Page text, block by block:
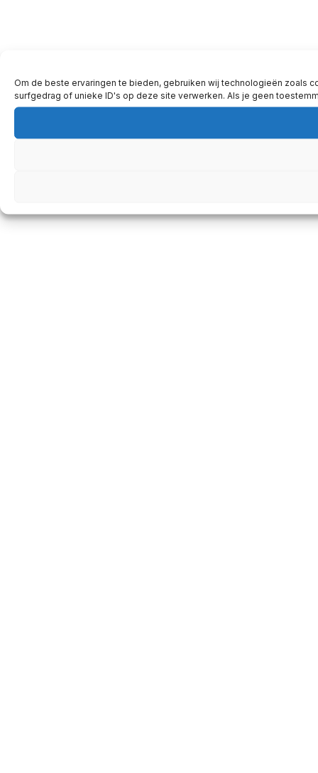
Om de beste ervaringen te bieden, gebruiken wij technologieën zoals
surfgedrag of unieke ID's op deze site verwerken. Als je geen